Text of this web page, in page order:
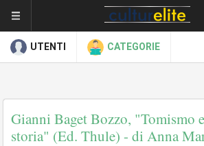
UTENTI CATEGORIE
Gianni Baget Bozzo, "Tomismo
storia" (Ed. Thule) - di Anna